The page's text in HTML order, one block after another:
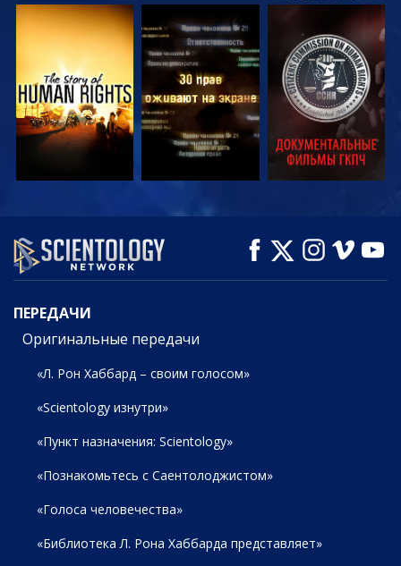
СМОТРЕТЬ СМОТРЕТЬ СМОТРЕТЬ
СМОТРЕТЬ СМОТРЕТЬ
СМОТРЕТЬ
ПЕРЕДАЧИ
ПЕРЕДАЧИ
Оригинальные передачи
«Л. Рон Хаббард – своим голосом»
«Scientology изнутри»
«Пункт назначения: Scientology»
«Познакомьтесь с Саентолоджистом»
«Голоса человечества»
«Библиотека Л. Рона Хаббарда представляет»